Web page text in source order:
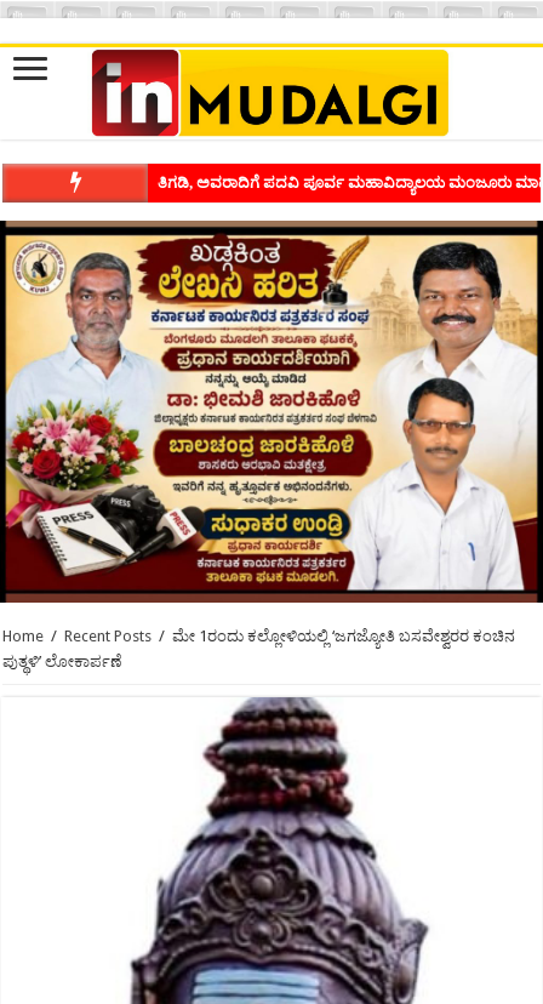
ಶಿವಾಪುರದಲ್ಲಿ ಕವಿಗೋಷ್ಠಿಯ ಸಂಭ್ರಮ ಭಾವನೆಗಳನ್ನು ಕಟ್ಟಿಕೊಡುವ
Home / Recent Posts / ಮೇ 1ರಂದು ಕಲ್ಲೋಳಿಯಲ್ಲಿ ‘ಜಗಜ್ಯೋತಿ ಬಸವೇಶ್ವರರ ಕಂಚಿನ
ಪುತ್ಥಳಿ’ ಲೋಕಾರ್ಪಣೆ